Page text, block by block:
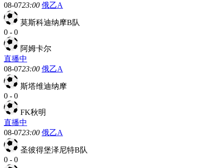
08-0723:00 俄乙A
莫斯科迪纳摩B队
0 - 0
阿姆卡尔
直播中
08-0723:00 俄乙A
斯塔维迪纳摩
0 - 0
FK秋明
直播中
08-0723:00 俄乙A
圣彼得堡泽尼特B队
0 - 0